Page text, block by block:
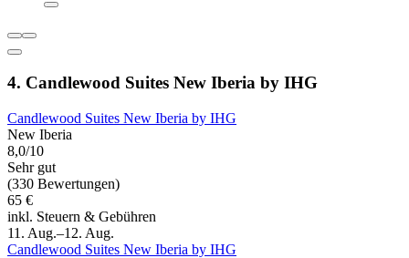
4. Candlewood Suites New Iberia by IHG
Candlewood Suites New Iberia by IHG
New Iberia
8,0/10
Sehr gut
(330 Bewertungen)
65 €
inkl. Steuern & Gebühren
11. Aug.–12. Aug.
Candlewood Suites New Iberia by IHG